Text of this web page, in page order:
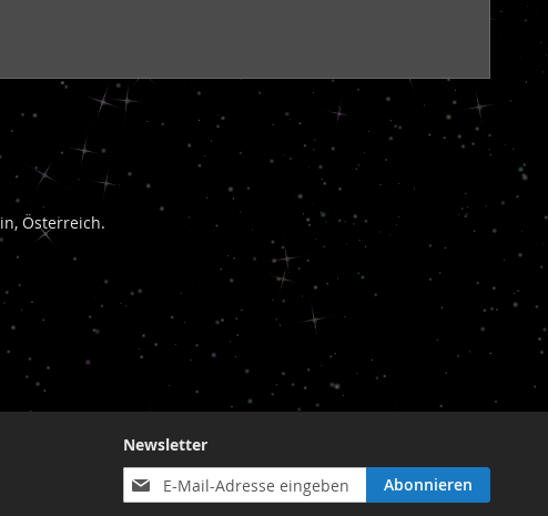
Österreich.
Newsletter
Anmeldung
zum
Abonnieren